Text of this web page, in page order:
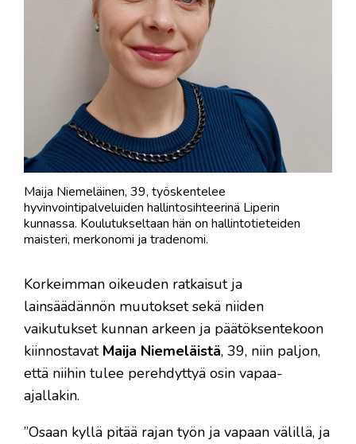
Maija Niemeläinen, 39, työskentelee
hyvinvointipalveluiden hallintosihteerinä Liperin
kunnassa. Koulutukseltaan hän on hallintotieteiden
maisteri, merkonomi ja tradenomi.
Korkeimman oikeuden ratkaisut ja
lainsäädännön muutokset sekä niiden
vaikutukset kunnan arkeen ja päätöksentekoon
kiinnostavat Maija Niemeläistä, 39, niin paljon,
että niihin tulee perehdyttyä osin vapaa-
ajallakin.
”Osaan kyllä pitää rajan työn ja vapaan välillä, ja